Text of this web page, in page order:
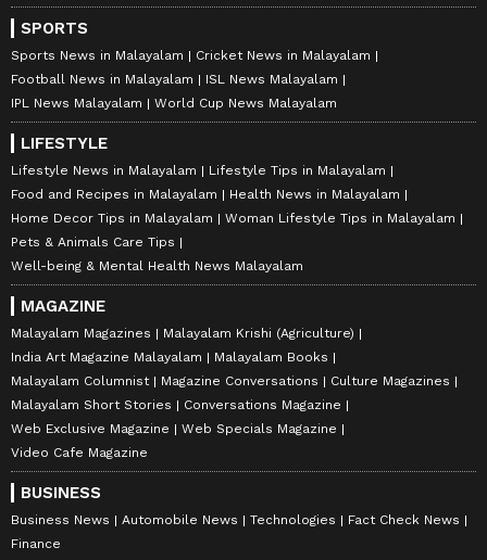
SPORTS
Sports News in Malayalam
Cricket News in Malayalam
Football News in Malayalam
ISL News Malayalam
IPL News Malayalam
World Cup News Malayalam
LIFESTYLE
Lifestyle News in Malayalam
Lifestyle Tips in Malayalam
Food and Recipes in Malayalam
Health News in Malayalam
Home Decor Tips in Malayalam
Woman Lifestyle Tips in Malayalam
Pets & Animals Care Tips
Well-being & Mental Health News Malayalam
MAGAZINE
Malayalam Magazines
Malayalam Krishi (Agriculture)
India Art Magazine Malayalam
Malayalam Books
Malayalam Columnist
Magazine Conversations
Culture Magazines
Malayalam Short Stories
Conversations Magazine
Web Exclusive Magazine
Web Specials Magazine
Video Cafe Magazine
BUSINESS
Business News Automobile News Technologies
Fact Check News
Finance